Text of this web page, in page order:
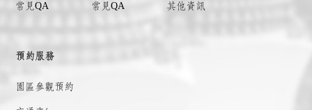
常見QA 常見QA 其他資訊
預約服務
園區參觀預約